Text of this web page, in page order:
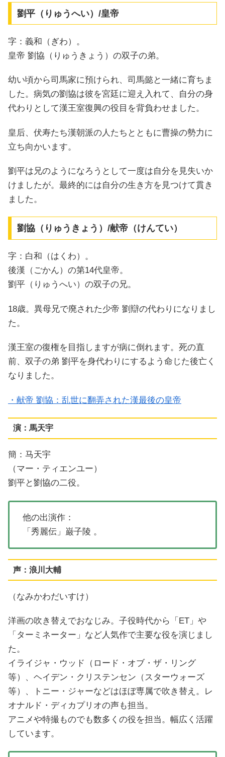
劉平（りゅうへい）/皇帝
字：義和（ぎわ）。
皇帝 劉協（りゅうきょう）の双子の弟。
幼い頃から司馬家に預けられ、司馬懿と一緒に育ちま
した。病気の劉協は彼を宮廷に迎え入れて、自分の身
代わりとして漢王室復興の役目を背負わせました。
皇后、伏寿たち漢朝派の人たちとともに曹操の勢力に
立ち向かいます。
劉平は兄のようになろうとして一度は自分を見失いか
けましたが。最終的には自分の生き方を見つけて貫き
ました。
劉協（りゅうきょう）/献帝（けんてい）
字：白和（はくわ）。
後漢（ごかん）の第14代皇帝。
劉平（りゅうへい）の双子の兄。
18歳。異母兄で廃された少帝 劉辯の代わりになりまし
た。
漢王室の復権を目指しますが病に倒れます。死の直
前、双子の弟 劉平を身代わりにするよう命じた後亡く
なりました。
・献帝 劉協：乱世に翻弄された漢最後の皇帝
演：馬天宇
簡：马天宇
（マー・ティエンユー）
劉平と劉協の二役。
他の出演作：
「 秀麗伝」巌子陵 。
声：浪川大輔
（なみかわだいすけ）
洋画の吹き替えでおなじみ。子役時代から「ET」や
「ターミネーター」など人気作で主要な役を演じまし
た。
イライジャ・ウッド（ロード・オブ・ザ・リング
等）、ヘイデン・クリステンセン（スターウォーズ
等）、トニー・ジャーなどはほぼ専属で吹き替え。レ
オナルド・ディカプリオの声も担当。
アニメや特撮ものでも数多くの役を担当。幅広く活躍
しています。